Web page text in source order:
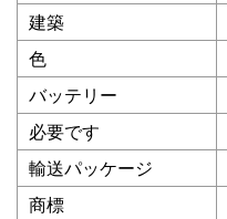
建築
色
バッテリー
必要です
輸送パッケージ
商標